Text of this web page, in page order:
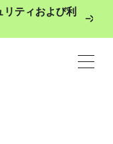
ティおよび利